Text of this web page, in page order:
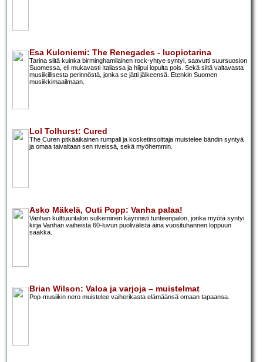
Esa Kuloniemi: The Renegades - luopiotarina
Tarina siitä kuinka birminghamilainen rock-yhtye syntyi, saavutti suursuosion
Suomessa, eli mukavasti Italiassa ja hiipui lopulta pois. Sekä siitä valtavasta
musiikillisesta perinnöstä, jonka se jätti jälkeensä. Etenkin Suomen
musiikkimaailmaan.
Lol Tolhurst: Cured
The Curen pitkäaikainen rumpali ja kosketinsoittaja muistelee bändin syntyä
ja omaa taivaltaan sen riveissä, sekä myöhemmin.
Asko Mäkelä, Outi Popp: Vanha palaa!
Vanhan kulttuuritalon sulkeminen käynnisti tunteenpalon, jonka myötä syntyi
kirja Vanhan vaiheista 60-luvun puolivälistä aina vuosituhannen loppuun
saakka.
Brian Wilson: Valoa ja varjoja – muistelmat
Pop-musiikin nero muistelee vaiherikasta elämäänsä omaan tapaansa.